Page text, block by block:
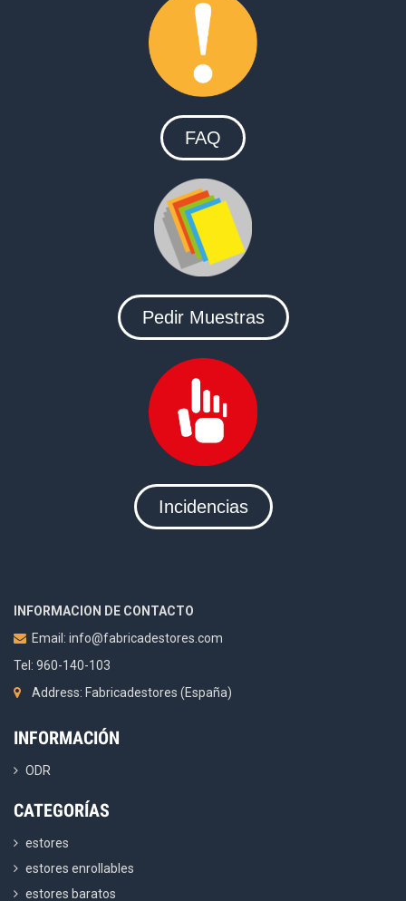
FAQ
Pedir Muestras
Incidencias
INFORMACION DE CONTACTO
Email: info@fabricadestores.com
Tel: 960-140-103
Address: Fabricadestores (España)
INFORMACIÓN
ODR
CATEGORÍAS
estores
estores enrollables
estores baratos